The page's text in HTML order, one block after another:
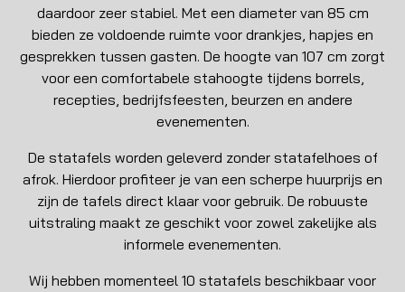
daardoor zeer stabiel. Met een diameter van 85 cm
bieden ze voldoende ruimte voor drankjes, hapjes en
gesprekken tussen gasten. De hoogte van 107 cm zorgt
voor een comfortabele stahoogte tijdens borrels,
recepties, bedrijfsfeesten, beurzen en andere
evenementen.
De statafels worden geleverd zonder statafelhoes of
afrok. Hierdoor profiteer je van een scherpe huurprijs en
zijn de tafels direct klaar voor gebruik. De robuuste
uitstraling maakt ze geschikt voor zowel zakelijke als
informele evenementen.
Wij hebben momenteel 10 statafels beschikbaar voor